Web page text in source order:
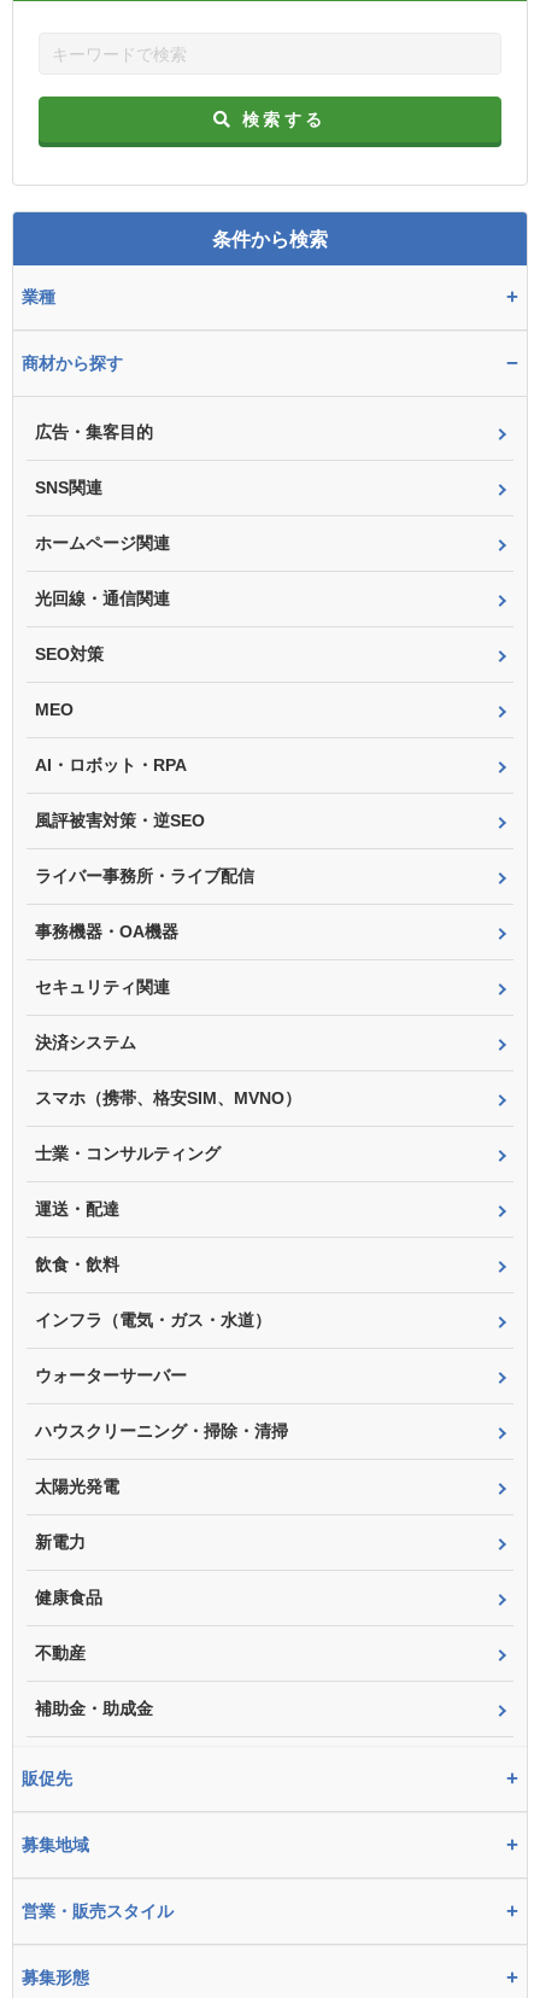
検索する
条件から検索
業種 +
商材から探す −
広告・集客目的
SNS関連
ホームページ関連
光回線・通信関連
SEO対策
MEO
AI・ロボット・RPA
風評被害対策・逆SEO
ライバー事務所・ライブ配信
事務機器・OA機器
セキュリティ関連
決済システム
スマホ（携帯、格安SIM、MVNO）
士業・コンサルティング
運送・配達
飲食・飲料
インフラ（電気・ガス・水道）
ウォーターサーバー
ハウスクリーニング・掃除・清掃
太陽光発電
新電力
健康食品
不動産
補助金・助成金
販促先 +
募集地域 +
営業・販売スタイル +
募集形態 +